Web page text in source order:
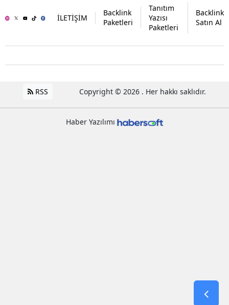
İLETİŞİM
Backlink
Paketleri
Tanıtım
Yazısı
Paketleri
Backlink
Satın Al
RSS Copyright © 2026 . Her hakkı saklıdır.
Haber Yazılımı